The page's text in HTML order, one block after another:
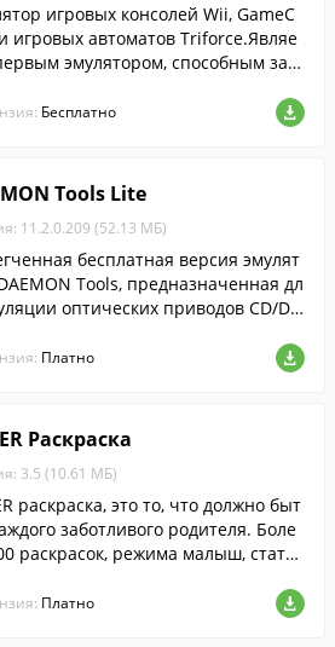
игровых консолей Wii, GameC
игровых автоматов Triforce.Являе
эмулятором, способным зап
платформ GameCube и Wii....
Бесплатно
Tools Lite
11.2.0.209 (52.13 МБ)
бесплатная версия эмулят
Tools, предназначенная дл
оптических приводов CD/DV
Платно
Раскраска
3.5 (10.61 МБ)
раскраска, это то, что должно быт
заботливого родителя. Боле
раскрасок, режима малыш, статис
кисточкой и стирание и
Платно